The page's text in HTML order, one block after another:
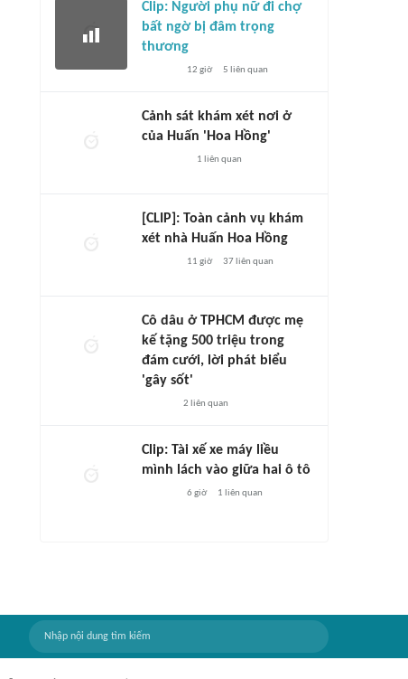
Clip: Người phụ nữ đi chợ
bất ngờ bị đâm trọng
thương
12 giờ 5 liên quan
Cảnh sát khám xét nơi ở
của Huấn 'Hoa Hồng'
1 liên quan
[CLIP]: Toàn cảnh vụ khám
xét nhà Huấn Hoa Hồng
11 giờ 37liên quan
Cô dâu ở TPHCM được mẹ
kế tặng 500 triệu trong
đám cưới, lời phát biểu
'gây sốt'
2 liên quan
Clip: Tài xế xe máy liều
mình lách vào giữa hai ô tô
6 giờ 1 liên quan